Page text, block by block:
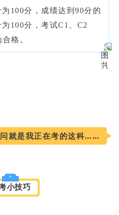
100分，成绩达到90分的
100分，考试C1、C2
格。
就是我正在考的这科……
小技巧